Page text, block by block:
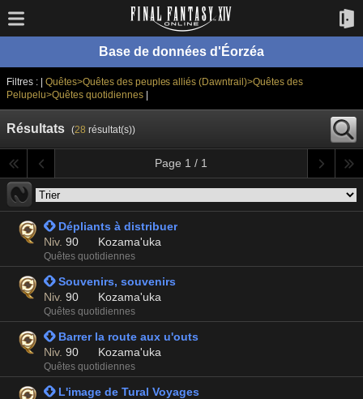
Base de données d'Éorzéa
Filtres : | Quêtes>Quêtes des peuples alliés (Dawntrail)>Quêtes des
Pelupelu>Quêtes quotidiennes|
Résultats (28 résultat(s))
Page 1 / 1
 Dépliants à distribuer
Niv. 90 Kozama'uka
Quêtes quotidiennes
 Souvenirs, souvenirs
Niv. 90 Kozama'uka
Quêtes quotidiennes
 Barrer la route aux u'outs
Niv. 90 Kozama'uka
Quêtes quotidiennes
 L'image de Tural Voyages